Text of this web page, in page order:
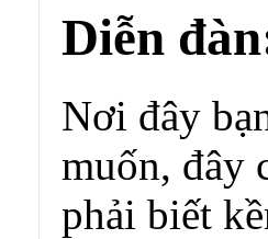
Diễn
Nơi đây
muốn, đây
phải biết